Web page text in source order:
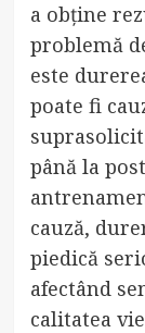
a obține
problemă
este
poate fi
până la
cauză,
piedică
afectând
calitatea